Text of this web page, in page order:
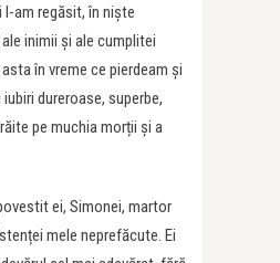
am regăsit, în niște
inimii și ale cumplitei
în vreme ce pierdeam și
dureroase, superbe,
pe muchia morții și a
ei, Simonei, martor
mele neprefăcute. Ei